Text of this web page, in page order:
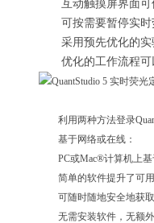
互动触摸屏界面可
可按需要暂停实时
采用预先优化的实
优化的工作流程可
利用两种方法登录
基于网络或在线：
PC或Mac®计算机上基
简单的软件提升了可用
可随时随地安全地获
无需安装软件，无额外